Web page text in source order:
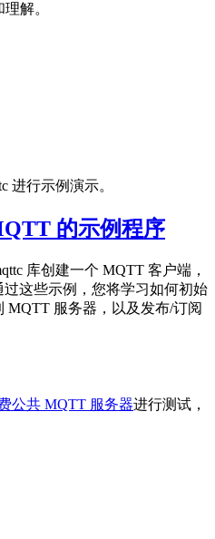
解。
进行示例演示。
的示例程序
库创建一个 MQTT 客户端，
这些示例，您将学习如何初始
MQTT 服务器，以及发布/订阅
公共 MQTT 服务器进行测试，